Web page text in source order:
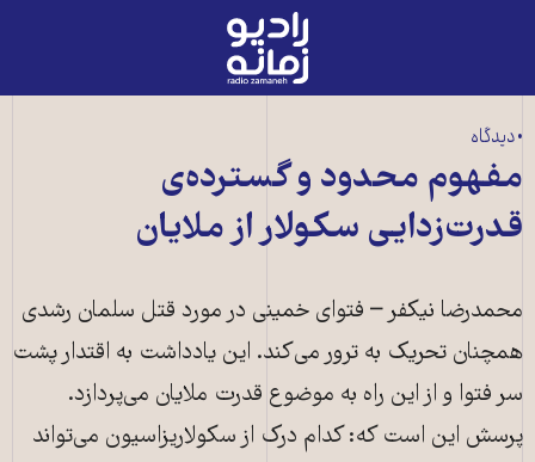
رادیو
زمانه
صفحه
اصلی
• دیدگاه
مفهوم محدود و گسترده‌ی
قدرت‌زدایی سکولار از ملایان
محمدرضا نیکفر – فتوای خمینی در مورد قتل سلمان رشدی
همچنان تحریک به ترور می‌کند. این یادداشت به اقتدار پشت
سر فتوا و از این راه به موضوع قدرت ملایان می‌پردازد.
پرسش این است که: کدام درک از سکولاریزاسیون می‌تواند